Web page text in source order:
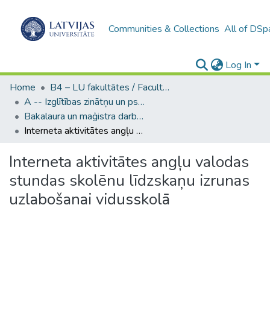
Communities & Collections All of
Log In
Home
B4 – LU fakultātes / Faculties of the UL
A -- Izglītības zinātņu un psiholoģijas fakultāte / Faculty of Education Sciences and Psychology
Bakalaura un maģistra darbi (PPMF) / Bachelor's and Master's theses
Interneta aktivitātes angļu valodas stundas skolēnu līdzskaņu izrunas uzlabošanai vidusskolā
Interneta aktivitātes angļu valodas
stundas skolēnu līdzskaņu izrunas
uzlabošanai vidusskolā